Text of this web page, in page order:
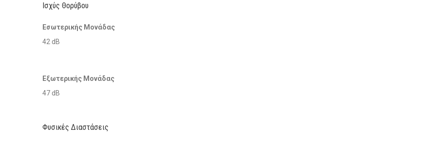
Ισχύς Θορύβου
Εσωτερικής Μονάδας
42 dB
Εξωτερικής Μονάδας
47 dB
Φυσικές Διαστάσεις